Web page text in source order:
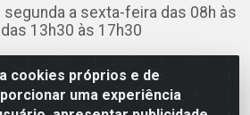
cookies próprios e de
uma experiência
a sexta-feira das 08h às
13h30 às 17h30
Sociais
Instagram